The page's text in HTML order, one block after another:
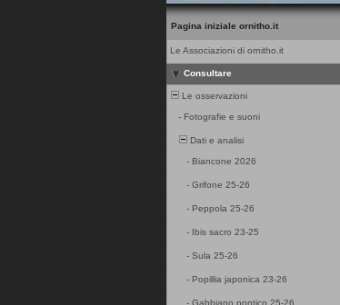
Pagina iniziale ornitho.it
Le Associazioni di ornitho.it
Consultare
Le osservazioni
- Fotografie e suoni
Dati e analisi
- Biancone 2026
- Grifone 25-26
- Peppola 25-26
- Ibis sacro 23-25
- Sula 25-26
- Popillia japonica 23-26
- Gabbiano pontico 25-26